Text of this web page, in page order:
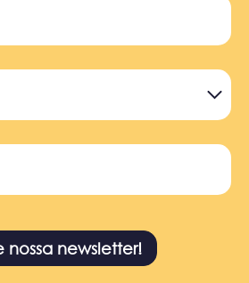
nossa newsletter!